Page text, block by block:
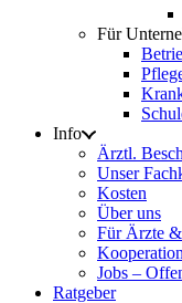
Für
Info
Ärztl.
Unser
Kosten
Über uns
Für Ärzte
Jobs –
Ratgeber